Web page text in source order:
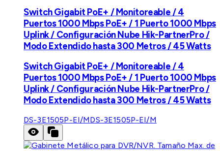
Switch Gigabit PoE+ / Monitoreable / 4
Puertos 1000 Mbps PoE+ / 1 Puerto 1000 Mbps
Uplink / Configuración Nube Hik-PartnerPro /
Modo Extendido hasta 300 Metros / 45 Watts
Switch Gigabit PoE+ / Monitoreable / 4
Puertos 1000 Mbps PoE+ / 1 Puerto 1000 Mbps
Uplink / Configuración Nube Hik-PartnerPro /
Modo Extendido hasta 300 Metros / 45 Watts
DS-3E1505P-EI/MDS-3E1505P-EI/M